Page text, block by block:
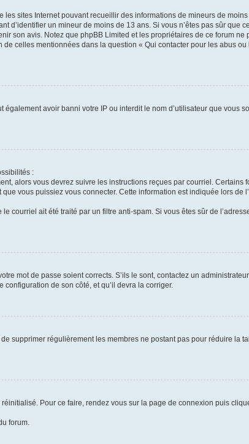
sites Internet pouvant recueillir des informations de mineurs de
d’identifier un mineur de moins de 13 ans. Si vous n’êtes pas sûr que
son avis. Notez que phpBB Limited et les propriétaires de ce forum ne
celles mentionnées dans la question « Qui contacter pour les abus
avoir banni votre IP ou interdit le nom d’utilisateur que vous
:
alors vous devrez suivre les instructions reçues par courriel. Certains
vous puissiez vous connecter. Cette information est indiquée lors de
courriel ait été traité par un filtre anti-spam. Si vous êtes sûr de
mot de passe soient corrects. S’ils le sont, contactez un
de son côté, et qu’il devra la corriger.
supprimer régulièrement les membres ne postant pas pour réduire la
Pour ce faire, rendez vous sur la page de connexion puis
forum.